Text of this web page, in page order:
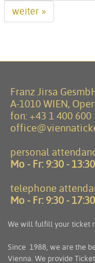
weiter »
Franz Jirsa
A-1010 WIEN,
fon: +43 1 400 600
personal
Mo - Fr: 9:30 - 13:30
telephone
Mo - Fr: 9:30 - 17:30
We will fulfill your ticket
Since 1988, we are the
Vienna. We provide